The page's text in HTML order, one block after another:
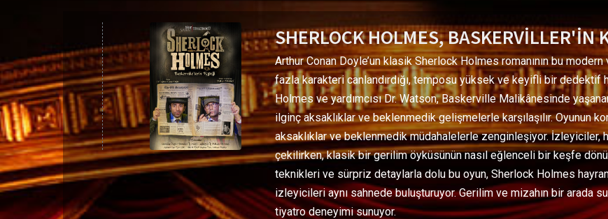
SHERLOCK HOLMES, BASKERVİLLER'İN
Arthur Conan Doyle’un klasik Sherlock Holmes romanının bu
fazla karakteri canlandırdığı, temposu yüksek ve keyifli bir
Holmes ve yardımcısı Dr. Watson, Baskerville Malikânesinde
ilginç aksaklıklar ve beklenmedik gelişmelerle karşılaşılır. Oyunun
aksaklıklar ve beklenmedik müdahalelerle zenginleşiyor. İzleyiciler,
çekilirken, klasik bir gerilim öyküsünün nasıl eğlenceli bir keşfe
teknikleri ve sürpriz detaylarla dolu bu oyun, Sherlock Holmes
izleyicileri aynı sahnede buluşturuyor. Gerilim ve mizahın bir arada
tiyatro deneyimi sunuyor.